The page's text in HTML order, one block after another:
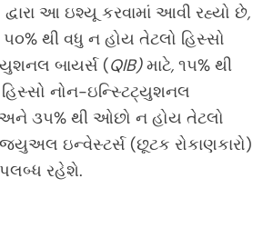
આ ઇશ્યૂ કરવામાં આવી રહ્યો છે,
થી વધુ ન હોય તેટલો હિસ્સો
બાયર્સ (QIB)માટે, ૧૫% થી
નોન-ઇન્સ્ટિટ્યુશનલ
અને ૩૫% થી ઓછો ન હોય તેટલો
ઇન્વેસ્ટર્સ (છૂટક રોકાણકારો)
રહેશે.